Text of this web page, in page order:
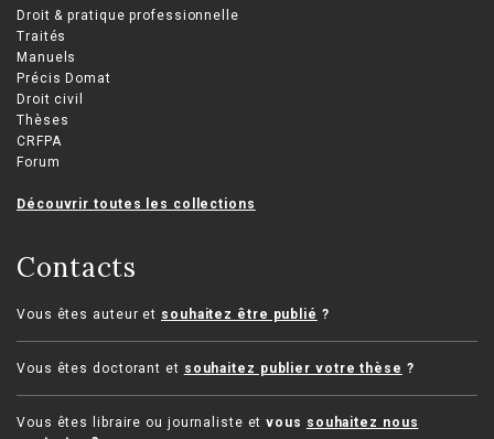
Droit & pratique professionnelle
Traités
Manuels
Précis Domat
Droit civil
Thèses
CRFPA
Forum
Découvrir toutes les collections
Contacts
Vous êtes auteur et souhaitez être publié ?
Vous êtes doctorant et souhaitez publier votre thèse ?
Vous êtes libraire ou journaliste etvous souhaitez nous